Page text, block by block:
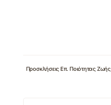
Προσκλήσεις Επ. Ποιότητας Ζωής